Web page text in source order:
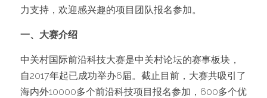
力支持，欢迎感兴趣的项目团队报名参加。
一、大赛介绍
中关村国际前沿科技大赛是中关村论坛的赛事板块，
自2017年起已成功举办6届。截止目前，大赛共吸引了
海内外10000多个前沿科技项目报名参加，600多个优